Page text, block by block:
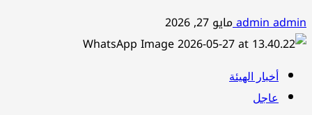
admin adminمايو 27, 2026
أخبار الهيئة
عاجل